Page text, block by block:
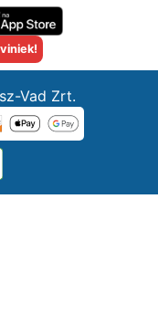
Vad Zrt.